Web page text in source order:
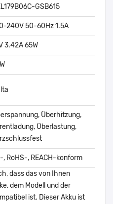
GSB615
240V 50-60Hz 1.5A
3.42A 65W
Überhitzung,
Überlastung,
, RoHS-, REACH-konform
dass das von Ihnen
dem Modell und der
ist. Dieser Akku ist